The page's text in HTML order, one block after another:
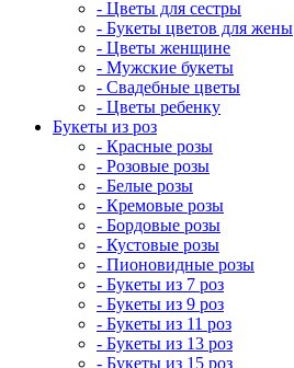
- Цветы для сестры
- Букеты цветов для жены
- Цветы женщине
- Мужские букеты
- Свадебные цветы
- Цветы ребенку
Букеты из роз
- Красные розы
- Розовые розы
- Белые розы
- Кремовые розы
- Бордовые розы
- Кустовые розы
- Пионовидные розы
- Букеты из 7 роз
- Букеты из 9 роз
- Букеты из 11 роз
- Букеты из 13 роз
- Букеты из 15 роз